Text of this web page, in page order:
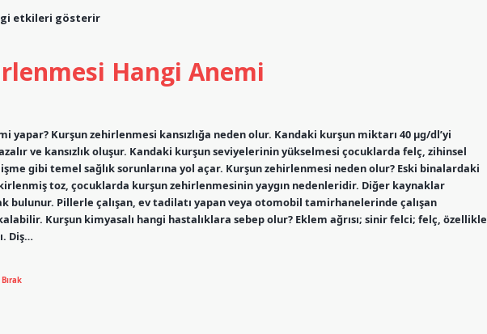
etkileri gösterir
Hangi Anemi
yapar? Kurşun zehirlenmesi kansızlığa neden olur. Kandaki kurşun miktarı 40 µg/dl’yi
ve kansızlık oluşur. Kandaki kurşun seviyelerinin yükselmesi çocuklarda felç, zihinsel
gibi temel sağlık sorunlarına yol açar. Kurşun zehirlenmesi neden olur? Eski binalardaki
toz, çocuklarda kurşun zehirlenmesinin yaygın nedenleridir. Diğer kaynaklar
bulunur. Pillerle çalışan, ev tadilatı yapan veya otomobil tamirhanelerinde çalışan
Kurşun kimyasalı hangi hastalıklara sebep olur? Eklem ağrısı; sinir felci; felç, özellikle
Diş…